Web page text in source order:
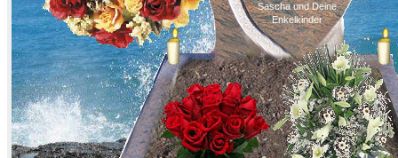
Sascha und Deine
Enkelkinder